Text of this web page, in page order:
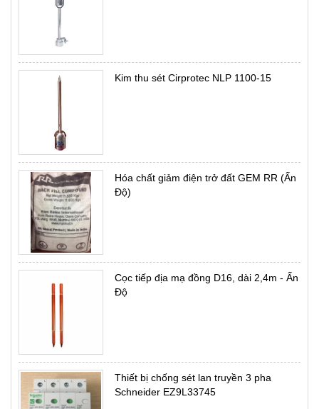
Kim thu sét Cirprotec NLP 1100-15
Hóa chất giảm điện trở đất GEM RR (Ấn
Độ)
Cọc tiếp địa mạ đồng D16, dài 2,4m - Ấn
Độ
Thiết bị chống sét lan truyền 3 pha
Schneider EZ9L33745